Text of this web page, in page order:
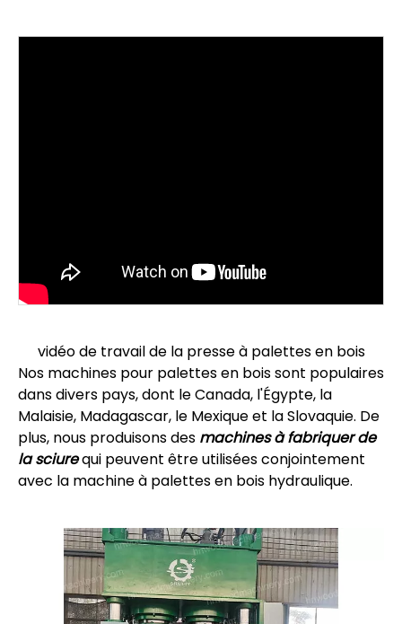
vidéo de travail de la presse à palettes en bois
Nos machines pour palettes en bois sont populaires
dans divers pays, dont le Canada, l'Égypte, la
Malaisie, Madagascar, le Mexique et la Slovaquie. De
plus, nous produisons des machines à fabriquer de
la sciurequi peuvent être utilisées conjointement
avec la machine à palettes en bois hydraulique.